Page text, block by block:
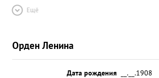
Ещё
Орден Ленина
Дата рождения
__.__.1908